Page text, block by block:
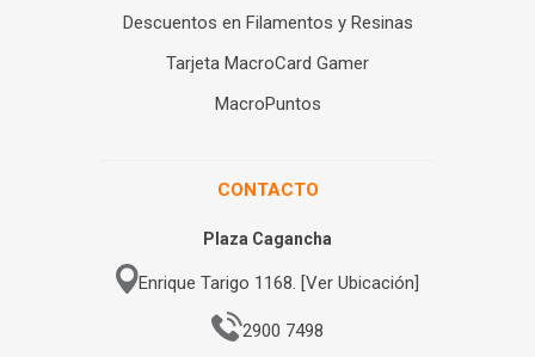
Descuentos en Filamentos y Resinas
Tarjeta MacroCard Gamer
MacroPuntos
CONTACTO
Plaza Cagancha
Enrique Tarigo 1168. [Ver Ubicación]
2900 7498